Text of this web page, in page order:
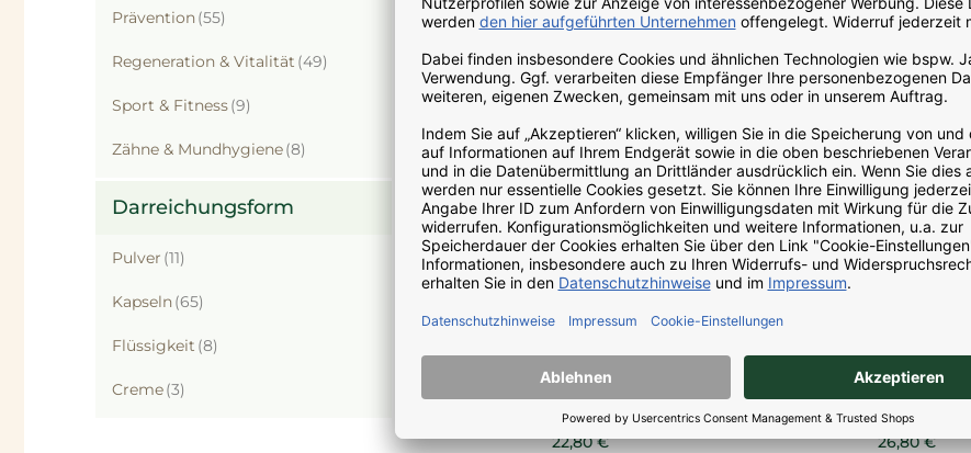
Prävention 55Artikel
Regeneration & Vitalität 49Artikel
Sport & Fitness 9Artikel
Zähne & Mundhygiene 8Artikel
Darreichungsform
Pulver 11Artikel
Kapseln 65Artikel
Flüssigkeit 8Artikel
Creme 3Artikel
Vitamin B12 TriFluid
Tropfen 30 ml
22,80 €
Vitamin B6 P5P
90 Kapseln
26,80 €